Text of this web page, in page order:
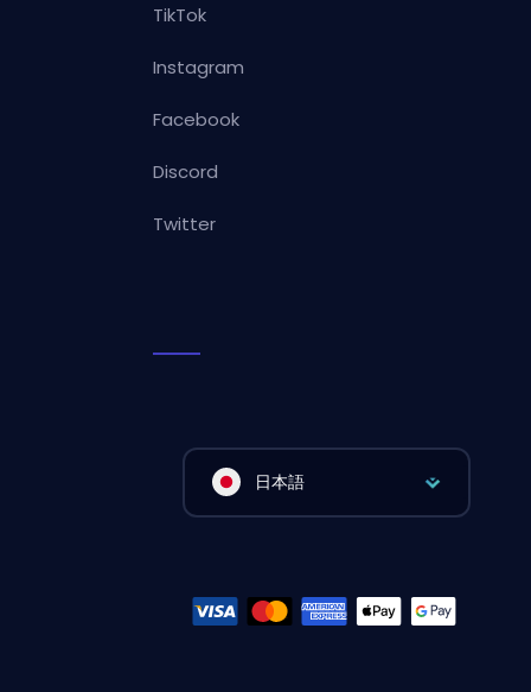
TikTok
Instagram
Facebook
Discord
Twitter
日本語